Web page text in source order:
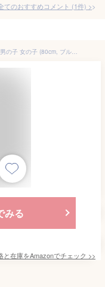
てのおすすめコメント (1件) >
水遊びパンツ スイムパンツ ベビー 赤ちゃん 男の子 女の子 (80cm, ブルー1枚)
みる
と在庫をAmazonでチェック >>